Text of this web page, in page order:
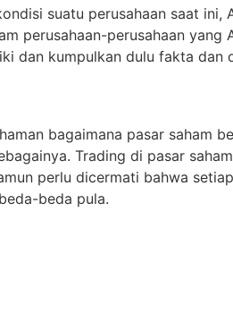
suatu perusahaan saat ini,
perusahaan-perusahaan yang
dan kumpulkan dulu fakta dan
bagaimana pasar saham
Trading di pasar
perlu dicermati bahwa
beda pula.